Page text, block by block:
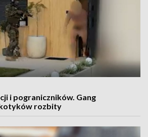
i pograniczników. Gang
rozbity